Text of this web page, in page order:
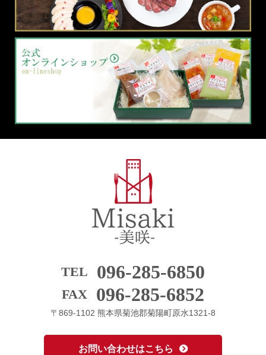
TEL 096-285-6850
FAX 096-285-6852
〒869-1102 熊本県菊池郡菊陽町原水1321-8
お問い合わせはこちら